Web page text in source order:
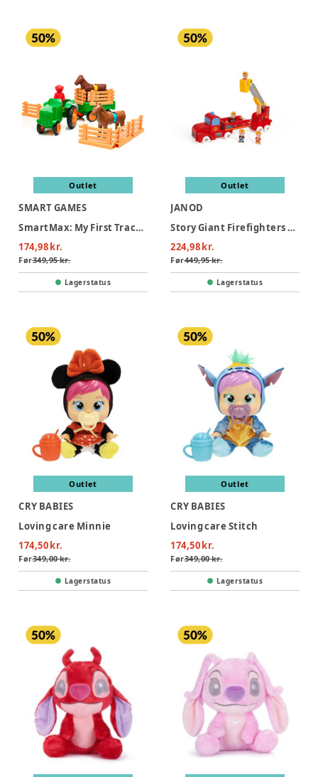
Outlet
SMART GAMES
SmartMax: My First Tractor 3 (Nordic)
174,98 kr.
Før349,95 kr.
Lagerstatus
Outlet
JANOD
Story Giant Firefighters Truck
224,98 kr.
Før449,95 kr.
Lagerstatus
Outlet
CRY BABIES
Loving care Minnie
174,50 kr.
Før349,00 kr.
Lagerstatus
Outlet
CRY BABIES
Loving care Stitch
174,50 kr.
Før349,00 kr.
Lagerstatus